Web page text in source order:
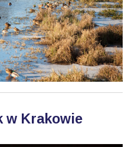
w Krakowie